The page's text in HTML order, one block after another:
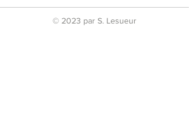
© 2023 par S. Lesueur